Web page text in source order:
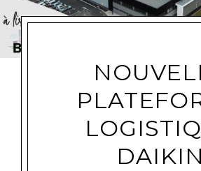
DAIKIN